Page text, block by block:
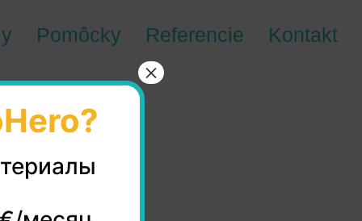
Pomôcky Referencie Kontakt
×